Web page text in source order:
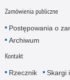
Zamówienia publiczne
Postępowania o
Archiwum
Kontakt
Rzecznik Skargi